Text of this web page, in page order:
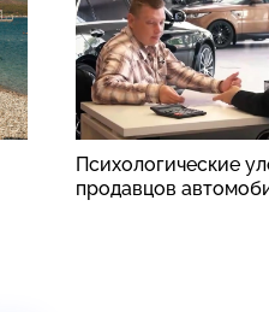
Психологические
продавцов